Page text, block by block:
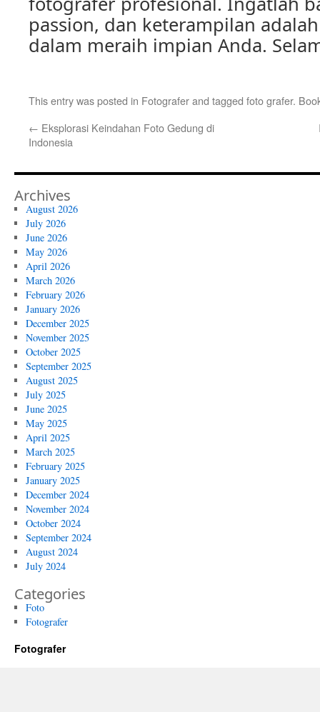
passion, dan keterampilan
dalam meraih impian Anda.
This entry was posted in Fotograferand tagged foto grafer.
← Eksplorasi Keindahan Foto Gedung di
Indonesia
Archives
August 2026
July 2026
June 2026
May 2026
April 2026
March 2026
February 2026
January 2026
December 2025
November 2025
October 2025
September 2025
August 2025
July 2025
June 2025
May 2025
April 2025
March 2025
February 2025
January 2025
December 2024
November 2024
October 2024
September 2024
August 2024
July 2024
Categories
Foto
Fotografer
Fotografer